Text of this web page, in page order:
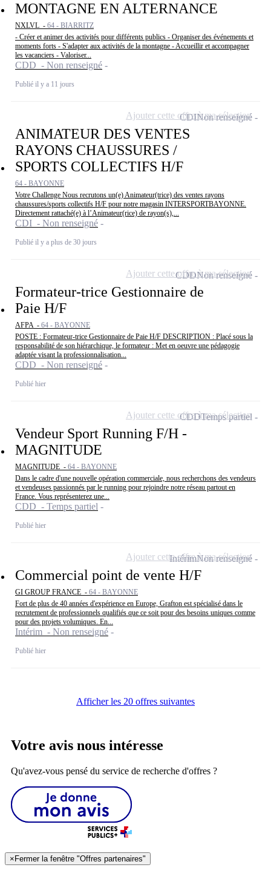
MONTAGNE EN ALTERNANCE
NXLVL - 64 - BIARRITZ
- Créer et animer des activités pour différents publics - Organiser des événements et
moments forts - S'adapter aux activités de la montagne - Accueillir et accompagner
les vacanciers - Valoriser...
CDD - Non renseigné
Publié il y a 11 jours
ANIMATEUR DES VENTES
RAYONS CHAUSSURES /
SPORTS COLLECTIFS H/F
64 - BAYONNE
Votre Challenge Nous recrutons un(e) Animateur(trice) des ventes rayons
chaussures/sports collectifs H/F pour notre magasin INTERSPORTBAYONNE.
Directement rattaché(e) à l’Animateur(rice) de rayon(s),...
CDI - Non renseigné
Publié il y a plus de 30 jours
CDINon renseigné
Ajouter cette offre à ma sélection
Formateur-trice Gestionnaire de
Paie H/F
AFPA - 64 - BAYONNE
POSTE : Formateur-trice Gestionnaire de Paie H/F DESCRIPTION : Placé sous la
responsabilité de son hiérarchique, le formateur : Met en oeuvre une pédagogie
adaptée visant la professionnalisation...
CDD - Non renseigné
Publié hier
CDDNon renseigné
Ajouter cette offre à ma sélection
Vendeur Sport Running F/H -
MAGNITUDE
MAGNITUDE - 64 - BAYONNE
Dans le cadre d'une nouvelle opération commerciale, nous recherchons des vendeurs
et vendeuses passionnés par le running pour rejoindre notre réseau partout en
France. Vous représenterez une...
CDD - Temps partiel
Publié hier
CDDTemps partiel
Ajouter cette offre à ma sélection
Commercial point de vente H/F
GI GROUP FRANCE - 64 - BAYONNE
Fort de plus de 40 années d'expérience en Europe, Grafton est spécialisé dans le
recrutement de professionnels qualifiés que ce soit pour des besoins uniques comme
pour des projets volumiques. En...
Intérim - Non renseigné
Publié hier
IntérimNon renseigné
Ajouter cette offre à ma sélection
Afficher les 20 offres suivantes
Votre avis nous intéresse
Qu'avez-vous pensé du service de recherche d'offres ?
×Fermer la fenêtre "Offres partenaires"